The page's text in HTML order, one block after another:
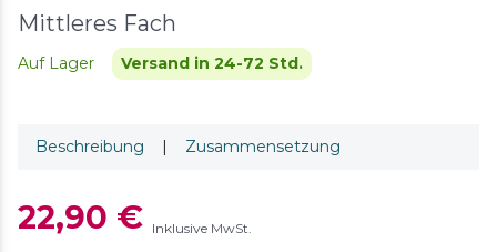
Mittleres Fach
Auf Lager Versand in 24-72 Std.
Beschreibung | Zusammensetzung
22,90 € Inklusive MwSt.